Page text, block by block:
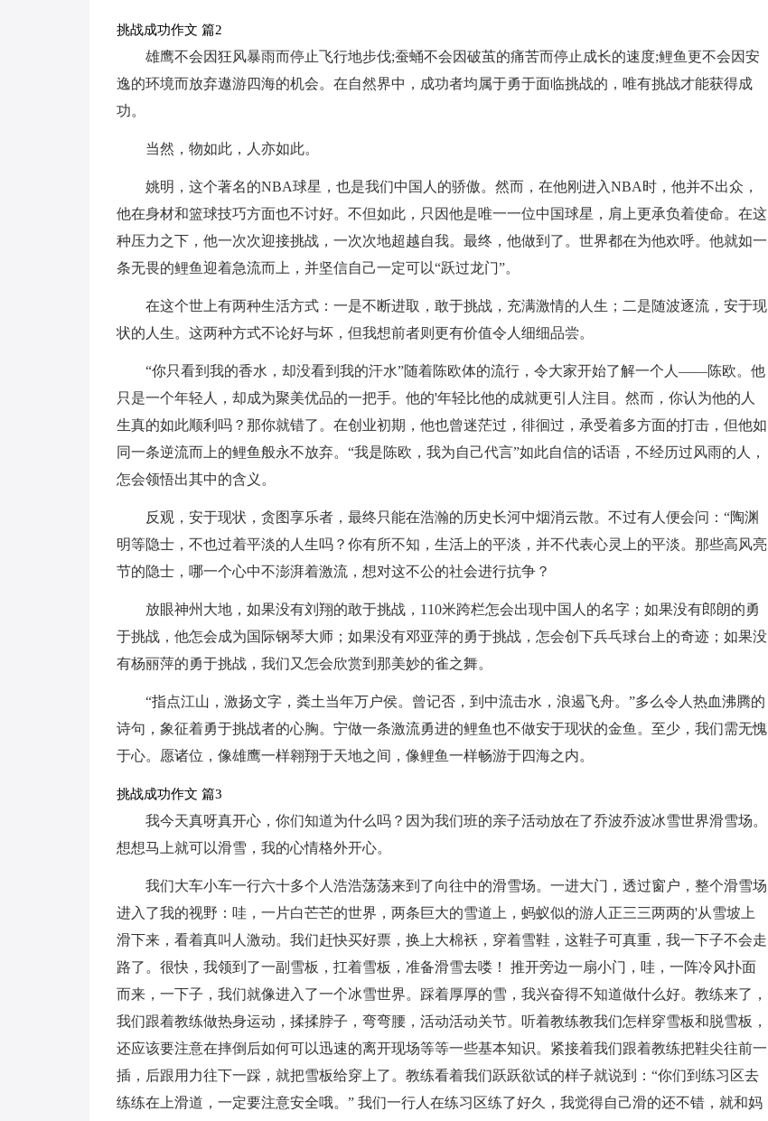
挑战成功作文 篇2
雄鹰不会因狂风暴雨而停止飞行地步伐;蚕蛹不会因破茧的痛苦而停止成长的速度;鲤鱼更不会因安
逸的环境而放弃遨游四海的机会。在自然界中，成功者均属于勇于面临挑战的，唯有挑战才能获得成
功。
当然，物如此，人亦如此。
姚明，这个著名的NBA球星，也是我们中国人的骄傲。然而，在他刚进入NBA时，他并不出众，
他在身材和篮球技巧方面也不讨好。不但如此，只因他是唯一一位中国球星，肩上更承负着使命。在这
种压力之下，他一次次迎接挑战，一次次地超越自我。最终，他做到了。世界都在为他欢呼。他就如一
条无畏的鲤鱼迎着急流而上，并坚信自己一定可以“跃过龙门”。
在这个世上有两种生活方式：一是不断进取，敢于挑战，充满激情的人生；二是随波逐流，安于现
状的人生。这两种方式不论好与坏，但我想前者则更有价值令人细细品尝。
“你只看到我的香水，却没看到我的汗水”随着陈欧体的流行，令大家开始了解一个人——陈欧。他
只是一个年轻人，却成为聚美优品的一把手。他的'年轻比他的成就更引人注目。然而，你认为他的人
生真的如此顺利吗？那你就错了。在创业初期，他也曾迷茫过，徘徊过，承受着多方面的打击，但他如
同一条逆流而上的鲤鱼般永不放弃。“我是陈欧，我为自己代言”如此自信的话语，不经历过风雨的人，
怎会领悟出其中的含义。
反观，安于现状，贪图享乐者，最终只能在浩瀚的历史长河中烟消云散。不过有人便会问：“陶渊
明等隐士，不也过着平淡的人生吗？你有所不知，生活上的平淡，并不代表心灵上的平淡。那些高风亮
节的隐士，哪一个心中不澎湃着激流，想对这不公的社会进行抗争？
放眼神州大地，如果没有刘翔的敢于挑战，110米跨栏怎会出现中国人的名字；如果没有郎朗的勇
于挑战，他怎会成为国际钢琴大师；如果没有邓亚萍的勇于挑战，怎会创下兵乓球台上的奇迹；如果没
有杨丽萍的勇于挑战，我们又怎会欣赏到那美妙的雀之舞。
“指点江山，激扬文字，粪土当年万户侯。曾记否，到中流击水，浪遏飞舟。”多么令人热血沸腾的
诗句，象征着勇于挑战者的心胸。宁做一条激流勇进的鲤鱼也不做安于现状的金鱼。至少，我们需无愧
于心。愿诸位，像雄鹰一样翱翔于天地之间，像鲤鱼一样畅游于四海之内。
挑战成功作文 篇3
我今天真呀真开心，你们知道为什么吗？因为我们班的亲子活动放在了乔波乔波冰雪世界滑雪场。
想想马上就可以滑雪，我的心情格外开心。
我们大车小车一行六十多个人浩浩荡荡来到了向往中的滑雪场。一进大门，透过窗户，整个滑雪场
进入了我的视野：哇，一片白芒芒的世界，两条巨大的雪道上，蚂蚁似的游人正三三两两的'从雪坡上
滑下来，看着真叫人激动。我们赶快买好票，换上大棉袄，穿着雪鞋，这鞋子可真重，我一下子不会走
路了。很快，我领到了一副雪板，扛着雪板，准备滑雪去喽！ 推开旁边一扇小门，哇，一阵冷风扑面
而来，一下子，我们就像进入了一个冰雪世界。踩着厚厚的雪，我兴奋得不知道做什么好。教练来了，
我们跟着教练做热身运动，揉揉脖子，弯弯腰，活动活动关节。听着教练教我们怎样穿雪板和脱雪板，
还应该要注意在摔倒后如何可以迅速的离开现场等等一些基本知识。紧接着我们跟着教练把鞋尖往前一
插，后跟用力往下一踩，就把雪板给穿上了。教练看着我们跃跃欲试的样子就说到：“你们到练习区去
练练在上滑道，一定要注意安全哦。” 我们一行人在练习区练了好久，我觉得自己滑的还不错，就和妈